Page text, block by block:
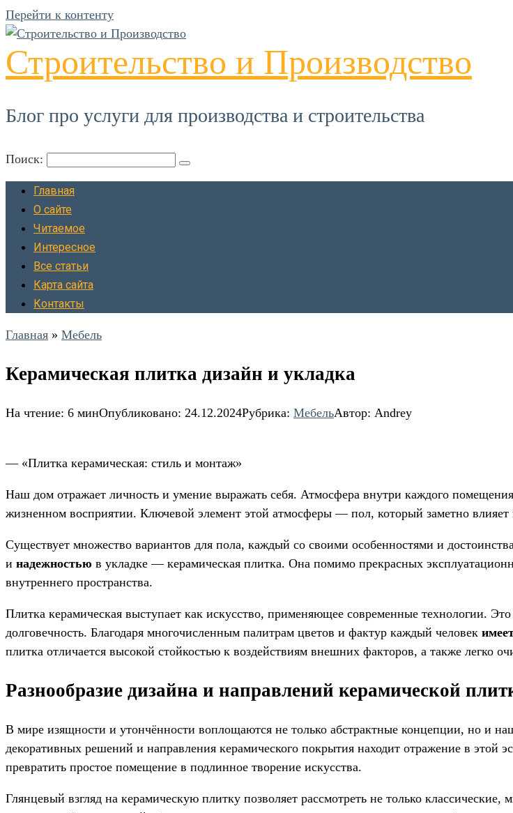
Перейти к контенту
Строительство и Производство
Блог про услуги для производства и строительства
Поиск:
Главная
О сайте
Читаемое
Интересное
Все статьи
Карта сайта
Контакты
Главная » Мебель
Керамическая плитка дизайн и укладка
На чтение: 6 минОпубликовано: 24.12.2024Рубрика: МебельАвтор: Andrey
— «Плитка керамическая: стиль и монтаж»
Наш дом отражает личность и умение выражать себя. Атмосфера внутри каждого
жизненном восприятии. Ключевой элемент этой атмосферы — пол, который заметно влияет
Существует множество вариантов для пола, каждый со своими особенностями и
и надежностью в укладке — керамическая плитка. Она помимо прекрасных
внутреннего пространства.
Плитка керамическая выступает как искусство, применяющее современные технологии.
долговечность. Благодаря многочисленным палитрам цветов и фактур каждый человек
плитка отличается высокой стойкостью к воздействиям внешних факторов, а также легко
Разнообразие дизайна и направлений керамической
В мире изящности и утончённости воплощаются не только абстрактные концепции, но и
декоративных решений и направления керамического покрытия находит отражение в этой
превратить простое помещение в подлинное творение искусства.
Глянцевый взгляд на керамическую плитку позволяет рассмотреть не только